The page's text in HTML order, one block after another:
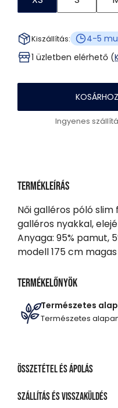
Kiszállítás:
4-5
1 üzletben elérhető (
Ingyenes
Termékleírás
Női galléros póló
galléros nyakkal,
Anyaga: 95% pamut,
modell 175 cm
Termékelőnyök
Természetes
Természetes
Összetétel és ápolás
ANYAGÖSSZETÉTEL
Szállítás és visszaküldés